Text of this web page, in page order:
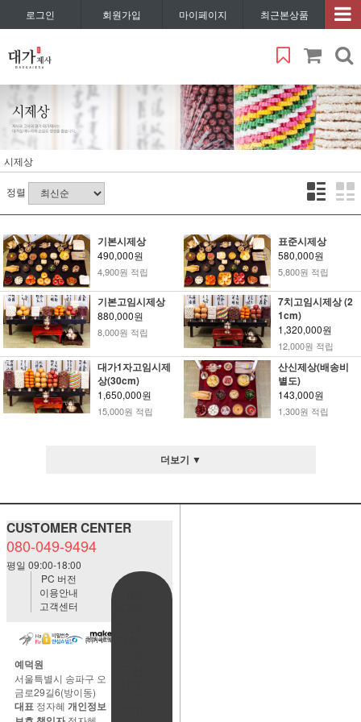
로그인 회원가입 마이페이지 최근본상품
시제상
정렬
기본시제상
490,000원
4,900원 적립
표준시제상
580,000원
5,800원 적립
기본고임시제상
880,000원
8,000원 적립
7치고임시제상 (2
1cm)
1,320,000원
12,000원 적립
대가1자고임시제
상(30cm)
1,650,000원
15,000원 적립
산신제상(배송비
별도)
143,000원
1,300원 적립
더보기 ▼
CUSTOMER CENTER
080-049-9494
평일 09:00-18:00
PC 버전
이용안내
고객센터
예덕원
서울특별시 송파구 오
금로29길6(방이동)
대표 정자혜 개인정보